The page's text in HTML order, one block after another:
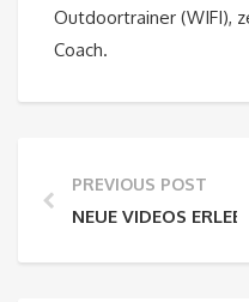
Outdoortrainer (WIFI),
Coach.
PREVIOUS POST
NEUE VIDEOS